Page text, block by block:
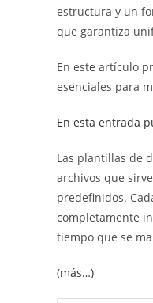
estructura y un
que garantiza
En este artículo
esenciales para
En esta entrada
Las plantillas de
archivos que
predefinidos.
completamente
tiempo que se
(más…)